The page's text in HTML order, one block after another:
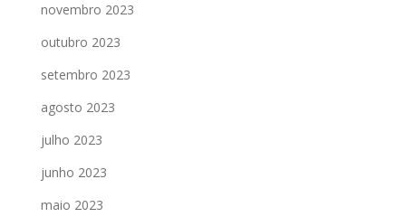
novembro 2023
outubro 2023
setembro 2023
agosto 2023
julho 2023
junho 2023
maio 2023